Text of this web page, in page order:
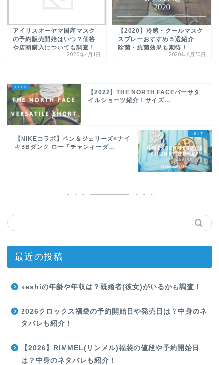
アイリスオーヤマ国産マスク
の予約販売開始はいつ？価格
や店頭購入についても調査！
2020年4月1日
【2020】冷感・クールマスク
スプレーおすすめ５選紹介！
除菌・抗菌効果も期待！
2020年6月30日
【2022】THE NORTH FACEバーサタ
イルショーツ紹介！サイズ...
【NIKEコラボ】ベン＆ジェリーズ×ナイ
キSBダンク ロー「チャンキーダ...
最近の投稿
keshiの年齢や年収は？既婚者(彼女)がいるかも調査！
2026クロックス福袋の予約開始日や発売日は？中身のネ
タバレも紹介！
【2026】RIMMEL(リンメル)福袋の値段や予約開始日
は？中身のネタバレも紹介！